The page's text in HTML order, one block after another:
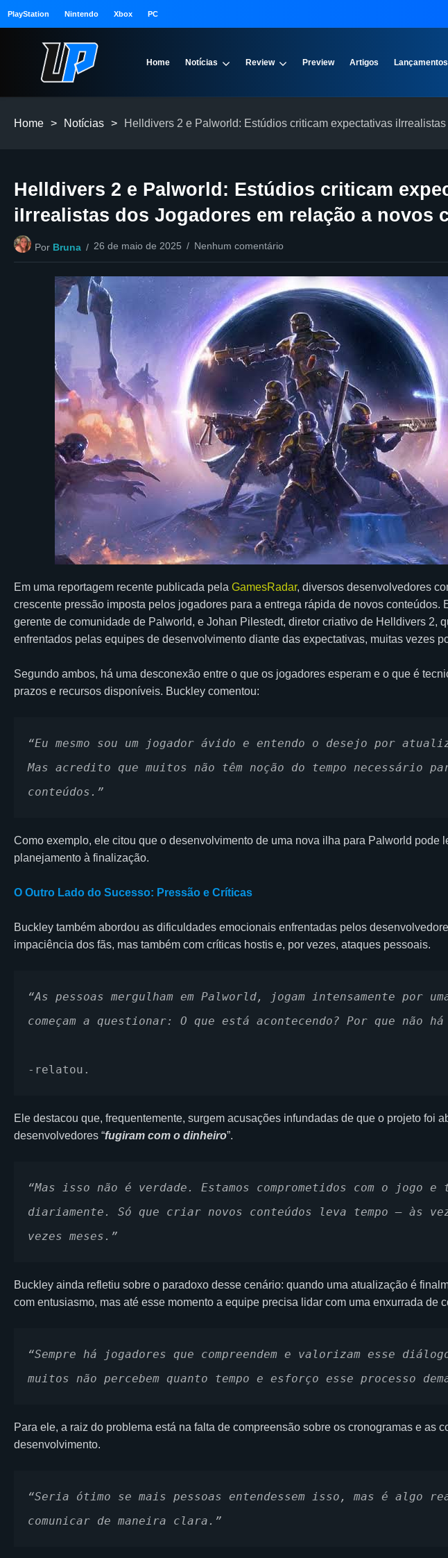
PlayStation Nintendo Xbox PC
Home Notícias Review Preview Artigos Lançamentos
Home > Notícias > Helldivers 2 e Palworld: Estúdios criticam expectativas
Helldivers 2 e Palworld: Estúdios criticam
iIrrealistas dos Jogadores em relação a novos
Por Bruna 26 de maio de 2025 Nenhum comentário
Em uma reportagem recente publicada pela GamesRadar, diversos desenvolvedores
crescente pressão imposta pelos jogadores para a entrega rápida de novos conteúdos.
gerente de comunidade de Palworld, e Johan Pilestedt, diretor criativo de Helldivers 2,
enfrentados pelas equipes de desenvolvimento diante das expectativas, muitas vezes
Segundo ambos, há uma desconexão entre o que os jogadores esperam e o que é
prazos e recursos disponíveis. Buckley comentou:
“Eu mesmo sou um jogador ávido e entendo o desejo por
Mas acredito que muitos não têm noção do tempo necessário
conteúdos.”
Como exemplo, ele citou que o desenvolvimento de uma nova ilha para Palworld pode
planejamento à finalização.
O Outro Lado do Sucesso: Pressão e Críticas
Buckley também abordou as dificuldades emocionais enfrentadas pelos
impaciência dos fãs, mas também com críticas hostis e, por vezes, ataques pessoais.
“As pessoas mergulham em Palworld, jogam intensamente por
começam a questionar: O que está acontecendo? Por que não há
-relatou.
Ele destacou que, frequentemente, surgem acusações infundadas de que o projeto foi
desenvolvedores “fugiram com o dinheiro”.
“Mas isso não é verdade. Estamos comprometidos com o jogo e
diariamente. Só que criar novos conteúdos leva tempo — às
vezes meses.”
Buckley ainda refletiu sobre o paradoxo desse cenário: quando uma atualização é
com entusiasmo, mas até esse momento a equipe precisa lidar com uma enxurrada de
“Sempre há jogadores que compreendem e valorizam esse
muitos não percebem quanto tempo e esforço esse processo
Para ele, a raiz do problema está na falta de compreensão sobre os cronogramas e as
desenvolvimento.
“Seria ótimo se mais pessoas entendessem isso, mas é algo
comunicar de maneira clara.”